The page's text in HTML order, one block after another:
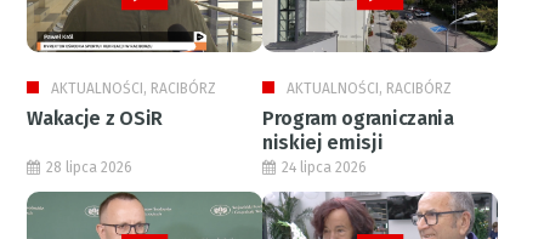
AKTUALNOŚCI, RACIBÓRZ
Wakacje z OSiR
AKTUALNOŚCI, RACIBÓRZ
Program ograniczania
niskiej emisji
28 lipca 2026 24 lipca 2026